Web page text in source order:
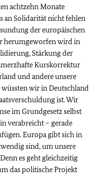
achtzehn Monate
an Solidarität nicht fehlen
der europäischen
herumgeworfen wird in
Stärkung der
Kurskorrektur
und andere unsere
wir in Deutschland
ist. Wir
im Grundgesetz selbst
verabreicht – gerade
Europa gibt sich in
sind, um unsere
es geht gleichzeitig
das politische Projekt